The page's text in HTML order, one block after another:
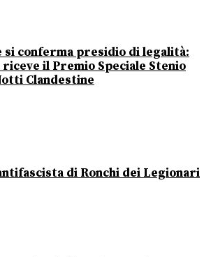
conferma presidio di legalità:
riceve il Premio Speciale Stenio
Clandestine
di Ronchi dei Legionari